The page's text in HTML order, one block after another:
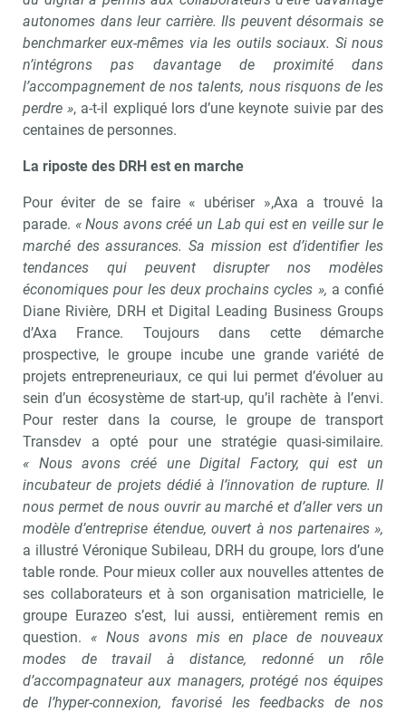
autonomes dans leur carrière. Ils peuvent désormais se
benchmarker eux-mêmes via les outils sociaux. Si nous
n’intégrons pas davantage de proximité dans
l’accompagnement de nos talents, nous risquons de les
perdre », a-t-il expliqué lors d’une keynote suivie par des
centaines de personnes.
La riposte des DRH est en marche
Pour éviter de se faire « ubériser »,Axa a trouvé la
parade. « Nous avons créé un Lab qui est en veille sur le
marché des assurances. Sa mission est d’identifier les
tendances qui peuvent disrupter nos modèles
économiques pour les deux prochains cycles », a confié
Diane Rivière, DRH et Digital Leading Business Groups
d’Axa France. Toujours dans cette démarche
prospective, le groupe incube une grande variété de
projets entrepreneuriaux, ce qui lui permet d’évoluer au
sein d’un écosystème de start-up, qu’il rachète à l’envi.
Pour rester dans la course, le groupe de transport
Transdev a opté pour une stratégie quasi-similaire.
« Nous avons créé une Digital Factory, qui est un
incubateur de projets dédié à l’innovation de rupture. Il
nous permet de nous ouvrir au marché et d’aller vers un
modèle d’entreprise étendue, ouvert à nos partenaires »,
a illustré Véronique Subileau, DRH du groupe, lors d’une
table ronde. Pour mieux coller aux nouvelles attentes de
ses collaborateurs et à son organisation matricielle, le
groupe Eurazeo s’est, lui aussi, entièrement remis en
question. « Nous avons mis en place de nouveaux
modes de travail à distance, redonné un rôle
d’accompagnateur aux managers, protégé nos équipes
de l’hyper-connexion, favorisé les feedbacks de nos